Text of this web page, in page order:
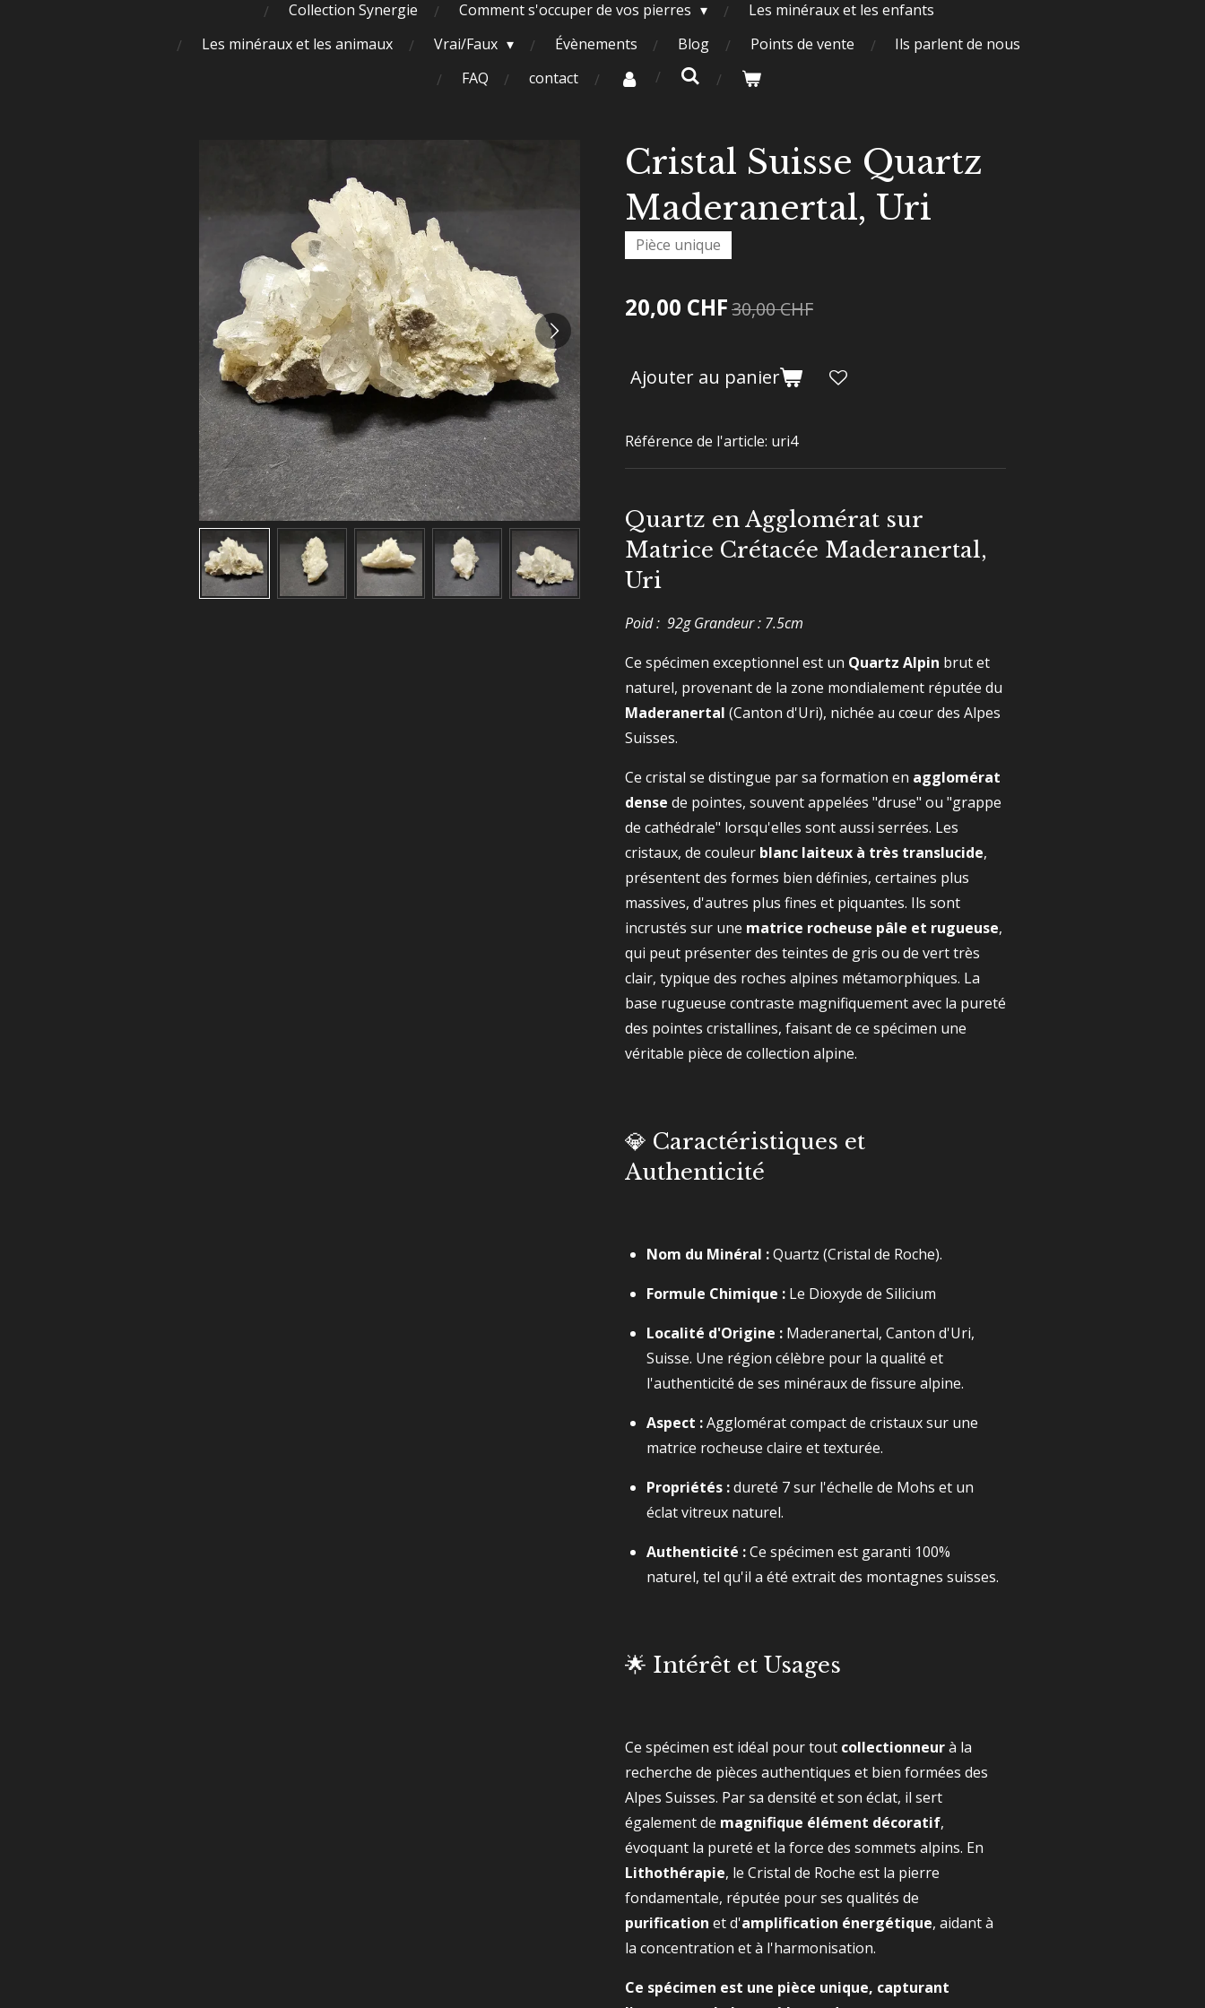
Collection Synergie
Comment s'occuper de vos pierres
Les minéraux et les enfants
Les minéraux et les animaux
Vrai/Faux Évènements Blog Points de vente
Ils parlent de nous
FAQ
contact
Cristal Suisse Quartz
Maderanertal, Uri
Pièce unique
20,00 CHF30,00 CHF
Ajouter au panier
Référence de l'article: uri4
Quartz en Agglomérat sur
Matrice Crétacée Maderanertal,
Uri
Poid : 92g Grandeur : 7.5cm
Ce spécimen exceptionnel est un Quartz Alpin brut et
naturel, provenant de la zone mondialement réputée du
Maderanertal (Canton d'Uri), nichée au cœur des Alpes
Suisses.
Ce cristal se distingue par sa formation en agglomérat
dense de pointes, souvent appelées "druse" ou "grappe
de cathédrale" lorsqu'elles sont aussi serrées. Les
cristaux, de couleur blanc laiteux à très translucide,
présentent des formes bien définies, certaines plus
massives, d'autres plus fines et piquantes. Ils sont
incrustés sur une matrice rocheuse pâle et rugueuse,
qui peut présenter des teintes de gris ou de vert très
clair, typique des roches alpines métamorphiques. La
base rugueuse contraste magnifiquement avec la pureté
des pointes cristallines, faisant de ce spécimen une
véritable pièce de collection alpine.
💎 Caractéristiques et
Authenticité
Nom du Minéral :Quartz (Cristal de Roche).
Formule Chimique : Le Dioxyde de Silicium
Localité d'Origine : Maderanertal, Canton d'Uri,
Suisse. Une région célèbre pour la qualité et
l'authenticité de ses minéraux de fissure alpine.
Aspect :Agglomérat compact de cristaux sur une
matrice rocheuse claire et texturée.
Propriétés :dureté 7sur l'échelle de Mohs et un
éclat vitreux naturel.
Authenticité :Ce spécimen est garanti 100%
naturel, tel qu'il a été extrait des montagnes suisses.
🌟 Intérêt et Usages
Ce spécimen est idéal pour tout collectionneurà la
recherche de pièces authentiques et bien formées des
Alpes Suisses. Par sa densité et son éclat, il sert
également de magnifique élément décoratif,
évoquant la pureté et la force des sommets alpins. En
Lithothérapie, le Cristal de Roche est la pierre
fondamentale, réputée pour ses qualités de
purification et d'amplification énergétique, aidant à
la concentration et à l'harmonisation.
Ce spécimen est une pièce unique, capturant